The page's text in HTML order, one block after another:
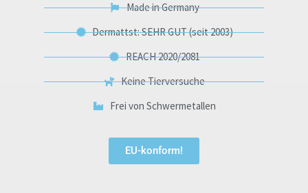
Made in Germany
Dermattst: SEHR GUT (seit 2003)
REACH 2020/2081
Keine Tierversuche
Frei von Schwermetallen
EU-konform!